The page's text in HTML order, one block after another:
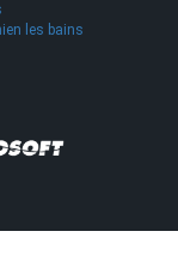
les bains